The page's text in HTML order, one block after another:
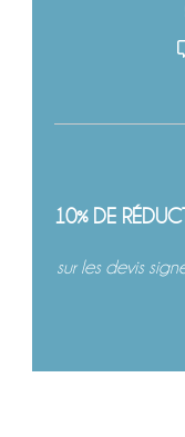
10% DE
sur les devis